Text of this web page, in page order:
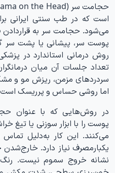
است که در طب سنتی ایرانی
می‌شود. حجامت سر به
پوست سر، پیشانی یا پشت سر
روش درمانی استاندارد در
تعداد جلسات آن میان
سردردهای مزمن، ریزش مو و
اما روشی حساس و پرریسک
در روش‌هایی که با عنوان
پوست را با ابزار سوزنی یا
می‌کنند. این کار به‌دلیل
یکبارمصرف نیاز دارد.
نشانه خروج سموم نیست.